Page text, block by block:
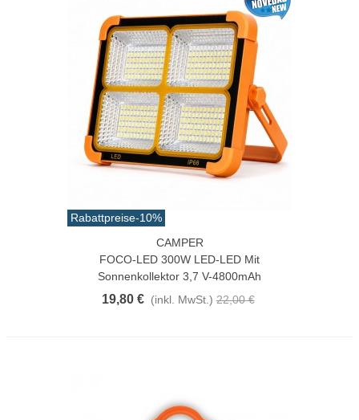
Rabattpreise-10%
CAMPER
FOCO-LED 300W LED-LED Mit
Sonnenkollektor 3,7 V-4800mAh
19,80 € (inkl. MwSt.) 22,00 €